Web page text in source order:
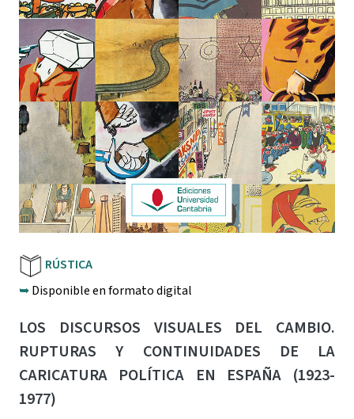
RÚSTICA
➥Disponible en formato digital
LOS DISCURSOS VISUALES DEL CAMBIO.
RUPTURAS Y CONTINUIDADES DE LA
CARICATURA POLÍTICA EN ESPAÑA (1923-
1977)